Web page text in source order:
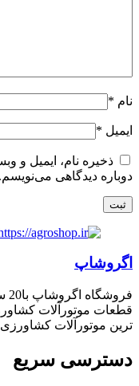
نام *
ایمیل *
ذخیره نام، ایمیل و
دوباره دیدگاهی می‌نویسم.
اگروشاپ
قطعات موتورآلات
ترین موتورآلات
دسترسی سریع